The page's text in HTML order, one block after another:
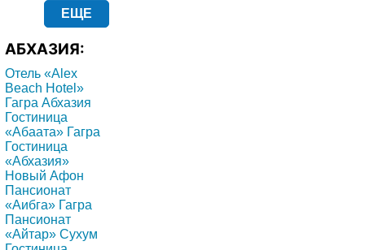
ЕЩЕ
АБХАЗИЯ:
Отель «Alex
Beach Hotel»
Гагра Абхазия
Гостиница
«Абаата» Гагра
Гостиница
«Абхазия»
Новый Афон
Пансионат
«Аибга» Гагра
Пансионат
«Айтар» Сухум